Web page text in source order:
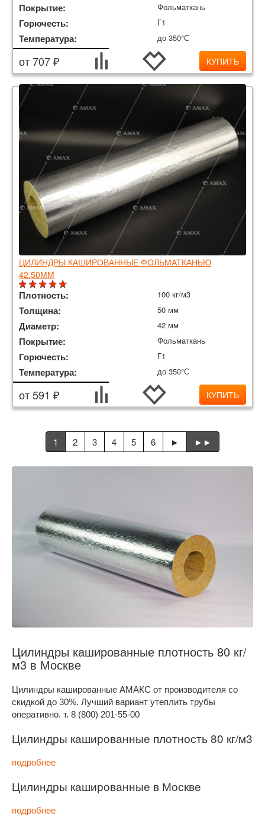
Покрытие: Фольматкань
Горючесть: Г1
Температура: до 350°С
от 707 ₽ КУПИТЬ
ЦИЛИНДРЫ КАШИРОВАННЫЕ ФОЛЬМАТКАНЬЮ
42.50ММ
Плотность: 100 кг/м3
Толщина: 50 мм
Диаметр: 42 мм
Покрытие: Фольматкань
Горючесть: Г1
Температура: до 350°С
от 591 ₽ КУПИТЬ
1 2 3 4 5 6 ► ►►
Цилиндры кашированные плотность 80 кг/
м3 в Москве
Цилиндры кашированные АМАКС от производителя со
скидкой до 30%. Лучший вариант утеплить трубы
оперативно. т. 8 (800) 201-55-00
Цилиндры кашированные плотность 80 кг/м3
подробнее
Цилиндры кашированные в Москве
подробнее